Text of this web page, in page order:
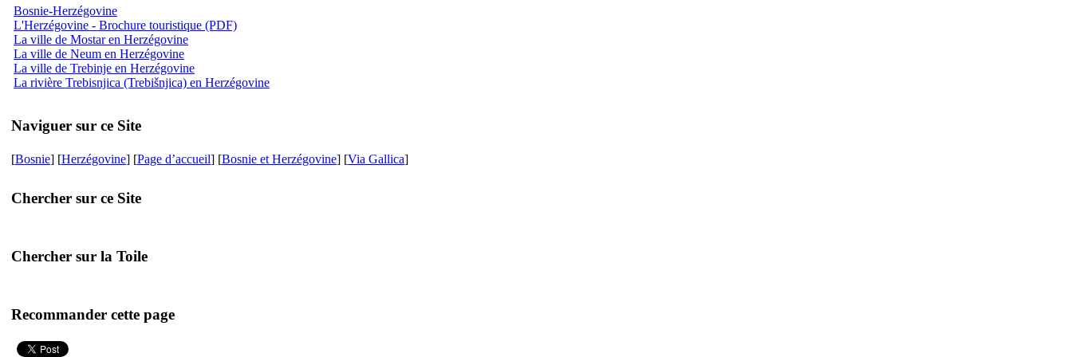
Bosnie-Herzégovine
L'Herzégovine - Brochure touristique (PDF)
La ville de Mostar en Herzégovine
La ville de Neum en Herzégovine
La ville de Trebinje en Herzégovine
La rivière Trebisnjica (Trebišnjica) en Herzégovine
Naviguer sur ce Site
[Bosnie] [Herzégovine] [Page d’accueil] [Bosnie et Herzégovine] [Via Gallica]
Chercher sur ce Site
Chercher sur la Toile
Recommander cette page